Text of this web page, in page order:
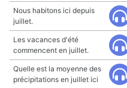
Nous habitons ici depuis
juillet.
Les vacances d'été
commencent en juillet.
Quelle est la moyenne des
précipitations en juillet ici